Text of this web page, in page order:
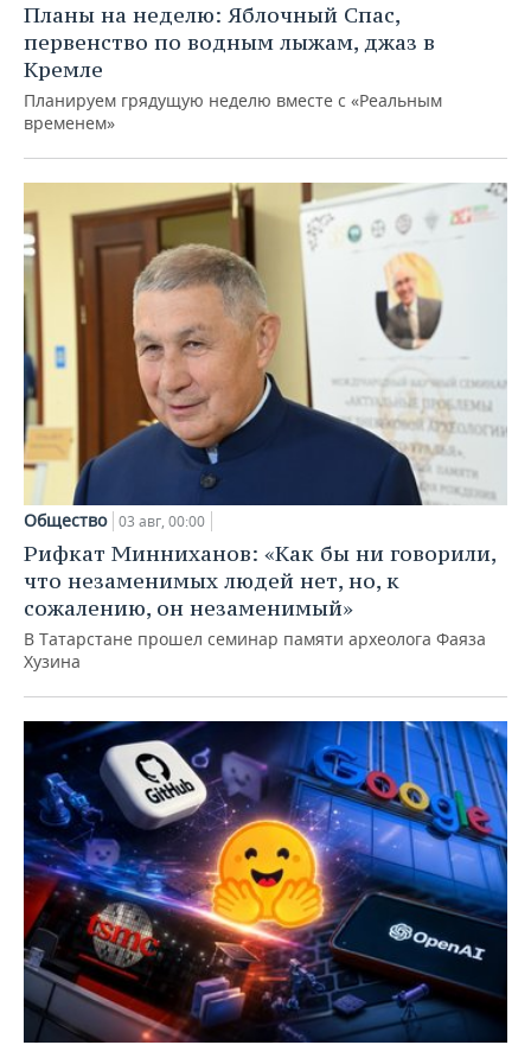
Планы на неделю: Яблочный Спас,
первенство по водным лыжам, джаз в
Кремле
Планируем грядущую неделю вместе с «Реальным
временем»
Общество 03 авг, 00:00
Рифкат Минниханов: «Как бы ни говорили,
что незаменимых людей нет, но, к
сожалению, он незаменимый»
В Татарстане прошел семинар памяти археолога Фаяза
Хузина